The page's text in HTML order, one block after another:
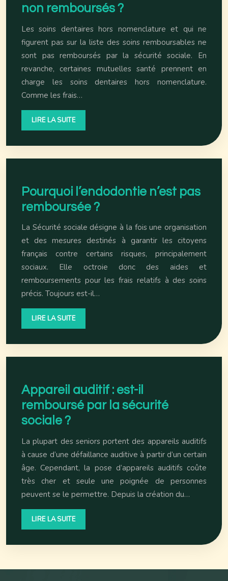
non remboursés ?
Les soins dentaires hors nomenclature et qui ne
figurent pas sur la liste des soins remboursables ne
sont pas remboursés par la sécurité sociale. En
revanche, certaines mutuelles santé prennent en
charge les soins dentaires hors nomenclature.
Comme les frais…
LIRE LA SUITE
Pourquoi l’endodontie n’est pas
remboursée ?
La Sécurité sociale désigne à la fois une organisation
et des mesures destinés à garantir les citoyens
français contre certains risques, principalement
sociaux. Elle octroie donc des aides et
remboursements pour les frais relatifs à des soins
précis. Toujours est-il…
LIRE LA SUITE
Appareil auditif : est-il
remboursé par la sécurité
sociale ?
La plupart des seniors portent des appareils auditifs
à cause d’une défaillance auditive à partir d’un certain
âge. Cependant, la pose d’appareils auditifs coûte
très cher et seule une poignée de personnes
peuvent se le permettre. Depuis la création du…
LIRE LA SUITE